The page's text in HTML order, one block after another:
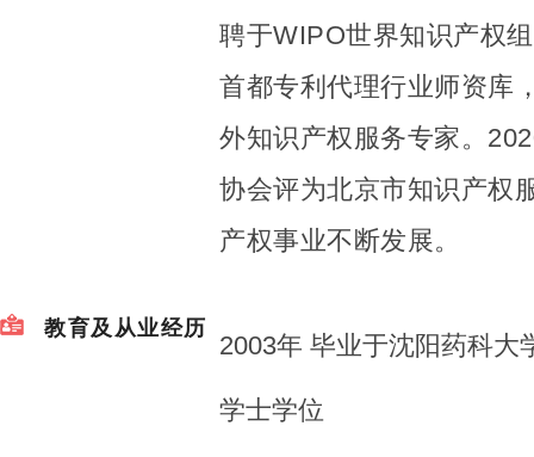
聘于WIPO世界知识产权
首都专利代理行业师资库
外知识产权服务专家。
协会评为北京市知识产权
产权事业不断发展。
教育及从业经历
2003年 毕业于沈阳药科大
学士学位